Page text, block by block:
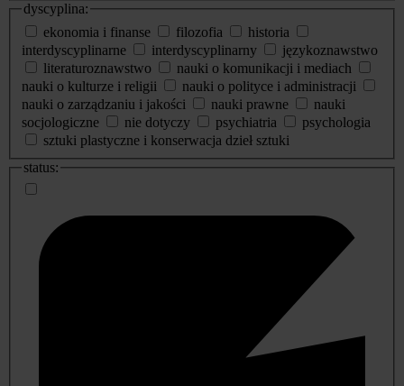
dyscyplina:
ekonomia i finanse
filozofia
historia
interdyscyplinarne
interdyscyplinarny
językoznawstwo
literaturoznawstwo
nauki o komunikacji i mediach
nauki o kulturze i religii
nauki o polityce i administracji
nauki o zarządzaniu i jakości
nauki prawne
nauki
socjologiczne
nie dotyczy psychiatria
psychologia
sztuki plastyczne i konserwacja dzieł sztuki
status: